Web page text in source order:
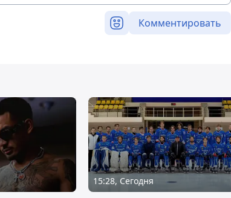
Комментировать
15:28, Сегодня